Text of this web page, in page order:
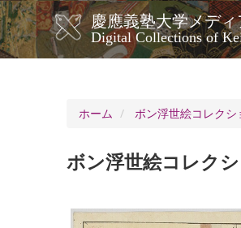
メ
イ
ン
コ
慶應義塾大学メデ
Digital Collections of
メ
イ
ビ
ー
シ
ン
ホーム
ボン浮世絵コレクシ
ボン浮世絵コレク